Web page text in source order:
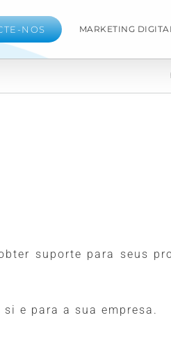
NOS MARKETING
suporte para seus
e para a sua empresa.